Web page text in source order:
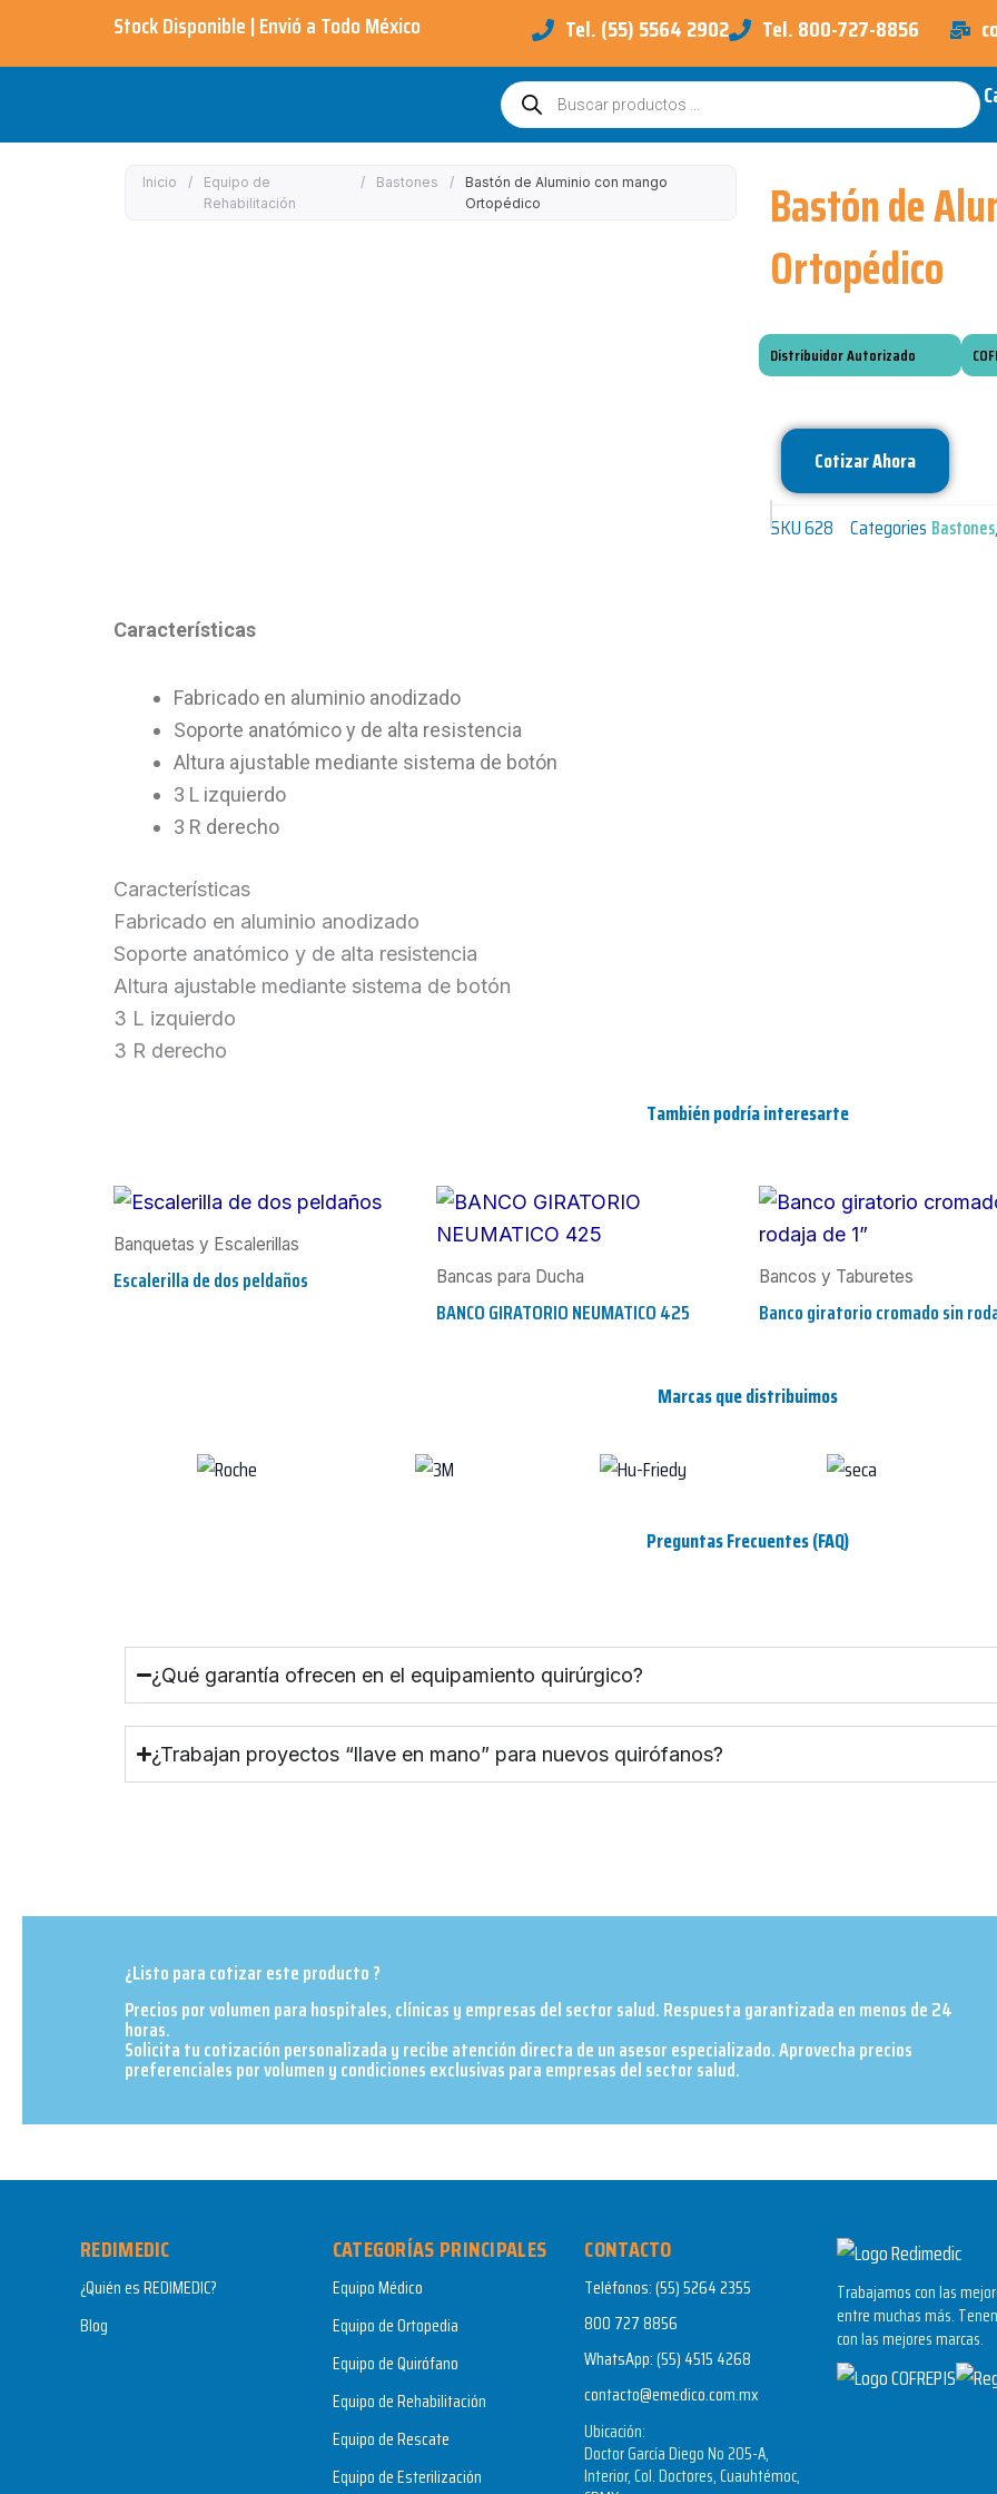
Stock Disponible | Envió a Todo México​ Tel. (55) 5564 2902 Tel. 800-727-8856
Búsqueda
de
productos
Inicio /
Equipo de
Rehabilitación
/ Bastones /
Bastón de Aluminio con mango
Ortopédico
Bastón de
Ortopédico
Distribuidor Autorizado
Cotizar Ahora
SKU628 Categories Bastones,
Características
Fabricado en aluminio anodizado
Soporte anatómico y de alta resistencia
Altura ajustable mediante sistema de botón
3 L izquierdo
3 R derecho
Características
Fabricado en aluminio anodizado
Soporte anatómico y de alta resistencia
Altura ajustable mediante sistema de botón
3 L izquierdo
3 R derecho
También podría interesarte
Banquetas y Escalerillas
Escalerilla de dos peldaños Bancas para Ducha
BANCO GIRATORIO NEUMATICO 425
Bancos y Taburetes
Banco giratorio cromado sin
Marcas que distribuimos
Preguntas Frecuentes (FAQ)
¿Qué garantía ofrecen en el equipamiento quirúrgico?
¿Trabajan proyectos “llave en mano” para nuevos quirófanos?
¿Listo para cotizar este producto ?
Precios por volumen para hospitales, clínicas y empresas del sector salud. Respuesta garantizada en menos de 24
horas.
Solicita tu cotización personalizada y recibe atención directa de un asesor especializado. Aprovecha precios
preferenciales por volumen y condiciones exclusivas para empresas del sector salud.​
REDIMEDIC
¿Quién es REDIMEDIC?
Blog
CATEGORÍAS PRINCIPALES
Equipo Médico
Equipo de Ortopedia
Equipo de Quirófano
Equipo de Rehabilitación
Equipo de Rescate
Equipo de Esterilización
CONTACTO
Teléfonos:(55) 5264 2355
800 727 8856
WhatsApp:(55) 4515 4268
contacto@emedico.com.mx
Ubicación:
Doctor García Diego No 205-A,
Interior, Col. Doctores, Cuauhtémoc,
Trabajamos con las
entre muchas más.
con las mejores marcas.